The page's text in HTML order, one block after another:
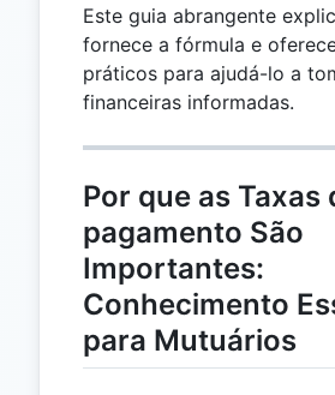
Este guia abrangente
fornece a fórmula e
práticos para ajudá-lo a
financeiras informadas.
Por que as Taxas
pagamento São
Importantes:
Conhecimento
para Mutuários